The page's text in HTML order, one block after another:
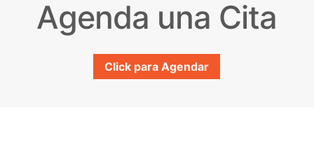
Agenda una Cita
Click para Agendar